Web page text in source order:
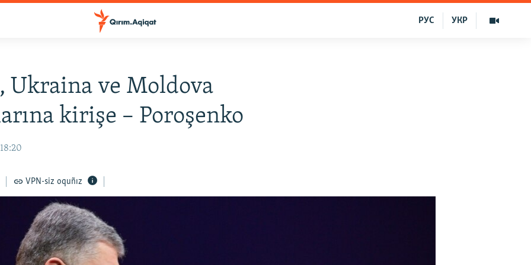
УКР
РУС
Ukraina ve Moldova
kirişe – Poroşenko
VPN-siz oquñız